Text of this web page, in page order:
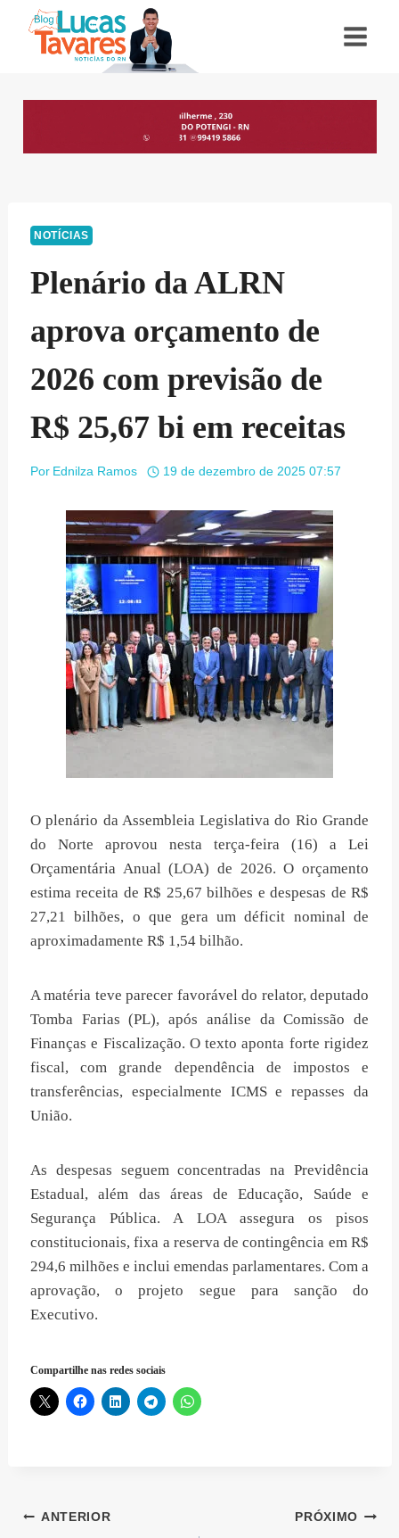
NOTÍCIAS
Plenário da ALRN
aprova orçamento de
2026 com previsão de
R$ 25,67 bi em receitas
Por Ednilza Ramos 19 de dezembro de 2025 07:57
O plenário da Assembleia Legislativa do Rio Grande
do Norte aprovou nesta terça-feira (16) a Lei
Orçamentária Anual (LOA) de 2026. O orçamento
estima receita de R$ 25,67 bilhões e despesas de R$
27,21 bilhões, o que gera um déficit nominal de
aproximadamente R$ 1,54 bilhão.
A matéria teve parecer favorável do relator, deputado
Tomba Farias (PL), após análise da Comissão de
Finanças e Fiscalização. O texto aponta forte rigidez
fiscal, com grande dependência de impostos e
transferências, especialmente ICMS e repasses da
União.
As despesas seguem concentradas na Previdência
Estadual, além das áreas de Educação, Saúde e
Segurança Pública. A LOA assegura os pisos
constitucionais, fixa a reserva de contingência em R$
294,6 milhões e inclui emendas parlamentares. Com a
aprovação, o projeto segue para sanção do
Executivo.
Compartilhe nas redes sociais
Navegação
ANTERIOR PRÓXIMO